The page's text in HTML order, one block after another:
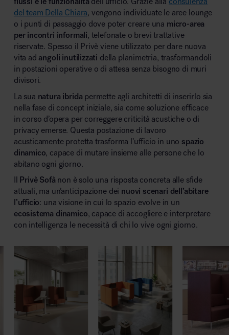
del team Della Chiara, vengono individuate le aree lounge
o i punti di passaggio dove poter creare una micro-area
per incontri informali, telefonate o brevi trattative
riservate. Spesso il Privè viene utilizzato per dare nuova
vita ad angoli inutilizzati della planimetria, trasformandoli
in postazioni operative o di attesa senza bisogno di muri
divisori.
La sua natura ibrida permette agli architetti di inserirlo sia
nella fase di concept iniziale, sia come soluzione efficace
in corso d’opera per correggere criticità acustiche o di
privacy emerse. Questa postazione di lavoro
acusticamente protetta trasforma l’ufficio in uno spazio
dinamico, capace di mutare insieme alle persone che lo
abitano ogni giorno.
Privè Sofà non è solo una risposta concreta alle sfide
attuali, ma un’anticipazione dei nuovi scenari dell’abitare
l’ufficio: una visione in cui lo spazio evolve in un
ecosistema dinamico, capace di accogliere e interpretare
con intelligenza le necessità di chi lo vive ogni giorno.